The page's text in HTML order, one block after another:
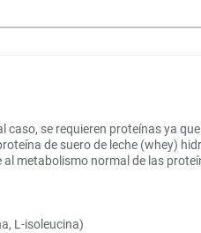
se requieren proteínas ya
de suero de leche (whey)
metabolismo normal de las
L-isoleucina)